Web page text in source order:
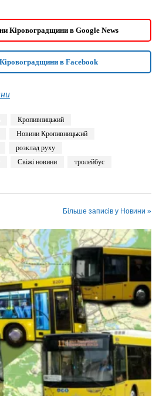
Кіровоградщини в Google News
в Facebook
Кропивницький
Новини Кропивницький
розклад руху
Свіжі новини
тролейбус
Більше записів у Новини »